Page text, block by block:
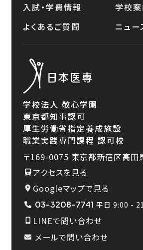
学校法人 敬心学園
東京都知事認可
厚生労働省指定養成施設
職業実践専門課程 認可校
〒169-0075 東京都新宿区高
アクセスを見る
Googleマップで見る
03-3208-7741 平日 9:00 -
LINEで問い合わせ
メールで問い合わせ
入試・学費情報
学校
よくあるご質問
ニュー